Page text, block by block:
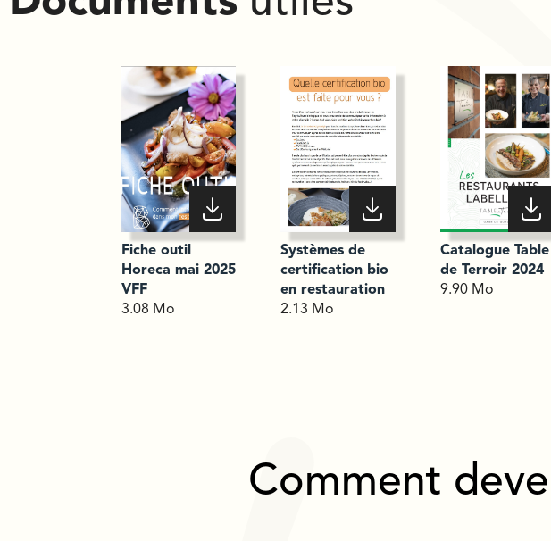
Fiche outil
Horeca mai 2025
VFF
3.08 Mo
Systèmes de
certification bio
en restauration
2.13 Mo
Catalogue Table
de Terroir 2024
9.90 Mo
Comment